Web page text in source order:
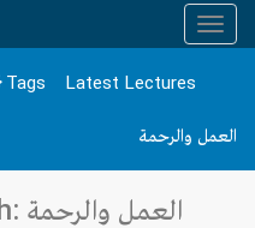
Tags
Latest Lectures
العمل والرحمة
Lectures Tagged with: العمل والرحمة